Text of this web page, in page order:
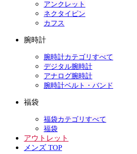
アンクレット
ネクタイピン
カフス
腕時計
腕時計カテゴリすべて
デジタル腕時計
アナログ腕時計
腕時計ベルト・バンド
福袋
福袋カテゴリすべて
福袋
アウトレット
メンズ TOP